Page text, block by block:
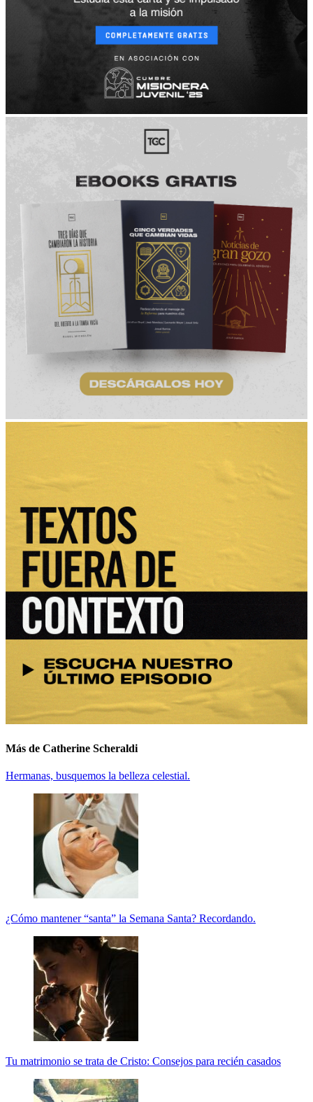
Más de Catherine Scheraldi
Hermanas, busquemos la belleza celestial.
¿Cómo mantener “santa” la Semana Santa? Recordando.
Tu matrimonio se trata de Cristo: Consejos para recién casados